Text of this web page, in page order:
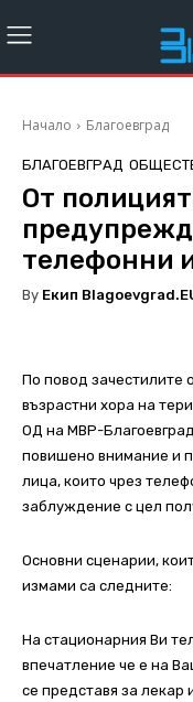
Начало Благоевград
БЛАГОЕВГРАД
От
телефонни
By Екип
По повод зачестилите
възрастни хора на
ОД на МВР-
повишено внимание и
лица, които чрез
заблуждение с цел
Основни сценарии,
измами са следните:
На стационарния Ви
впечатление че е на
се представя за лекар